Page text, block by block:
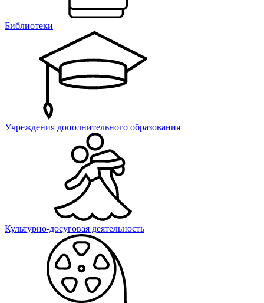
Библиотеки
Учреждения дополнительного образования
Культурно-досуговая деятельность